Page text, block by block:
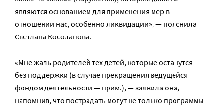
являются основанием для применения мер в
отношении нас, особенно ликвидации», — пояснила
Светлана Косолапова.
«Мне жаль родителей тех детей, которые останутся
без поддержки (в случае прекращения ведущейся
фондом деятельности — прим.), — заявила она,
напомнив, что пострадать могут не только программы